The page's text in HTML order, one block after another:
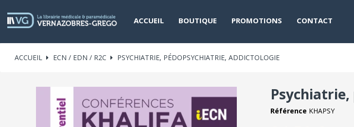
ACCUEIL BOUTIQUE PROMOTIONS CONTACT
ACCUEIL ECN / EDN / R2C PSYCHIATRIE, PÉDOPSYCHIATRIE, ADDICTOLOGIE
Référence KHAPSY